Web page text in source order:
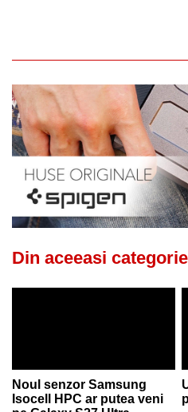
Din aceeasi categorie
Noul senzor Samsung
Isocell HPC ar putea veni